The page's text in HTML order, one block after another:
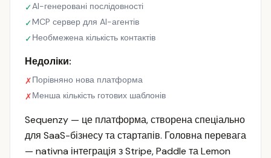
✓AI-генеровані послідовності
✓MCP сервер для AI-агентів
✓Необмежена кількість контактів
Недоліки:
✗Порівняно нова платформа
✗Менша кількість готових шаблонів
Sequenzy — це платформа, створена спеціально
для SaaS-бізнесу та стартапів. Головна перевага
— nativna інтеграція з Stripe, Paddle та Lemon